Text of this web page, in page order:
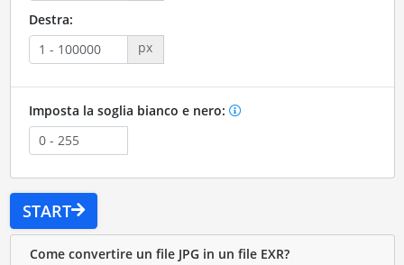
Destra:
px
Imposta la soglia bianco e nero:
START
Come convertire un file JPG in un file EXR?